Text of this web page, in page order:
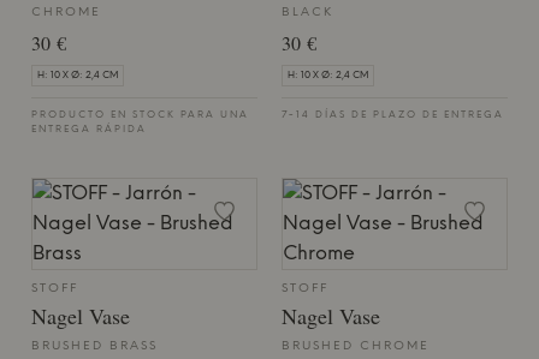
CHROME
30 €
H: 10 X Ø: 2,4 CM
PRODUCTO EN STOCK PARA UNA
ENTREGA RÁPIDA
BLACK
30 €
H: 10 X Ø: 2,4 CM
7-14 DÍAS DE PLAZO DE ENTREGA
STOFF
Nagel Vase
BRUSHED BRASS
STOFF
Nagel Vase
BRUSHED CHROME